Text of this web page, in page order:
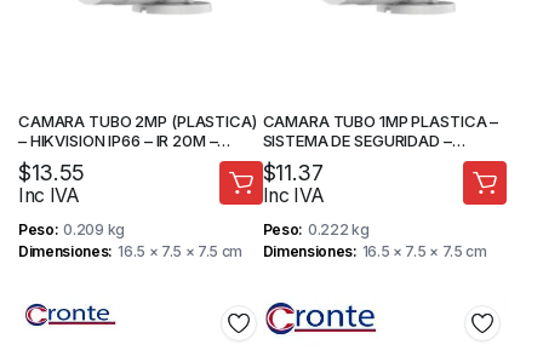
CAMARA TUBO 2MP (PLASTICA)
– HIKVISION IP66 – IR 20M –
CAMARA DE SEGURIDAD
$13.55
Inc IVA
Peso 0.209 kg
Dimensiones 16.5 × 7.5 × 7.5 cm
CAMARA TUBO 1MP PLASTICA –
SISTEMA DE SEGURIDAD –
HIKVISION
$11.37
Inc IVA
Peso 0.222 kg
Dimensiones 16.5 × 7.5 × 7.5 cm